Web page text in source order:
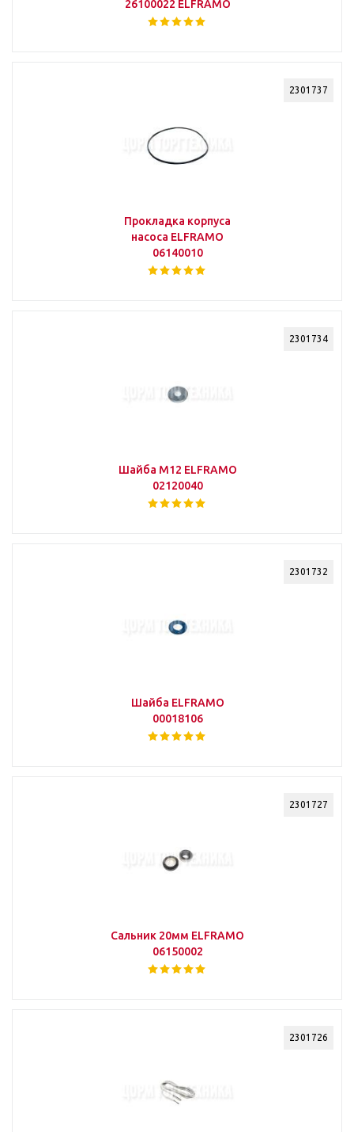
26100022 ELFRAMO
2301737
Прокладка корпуса
насоса ELFRAMO
06140010
2301734
Шайба М12 ELFRAMO
02120040
2301732
Шайба ELFRAMO
00018106
2301727
Сальник 20мм ELFRAMO
06150002
2301726